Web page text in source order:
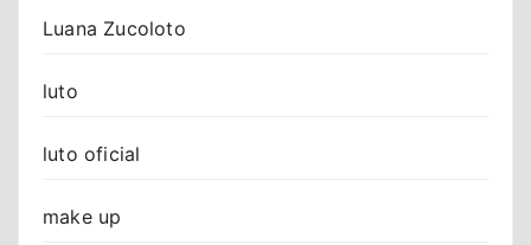
Luana Zucoloto
luto
luto oficial
make up